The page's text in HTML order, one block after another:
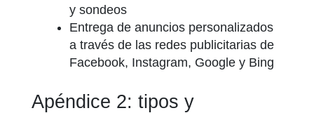
y sondeos
Entrega de anuncios personalizados
a través de las redes publicitarias de
Facebook, Instagram, Google y Bing
Apéndice 2: tipos y